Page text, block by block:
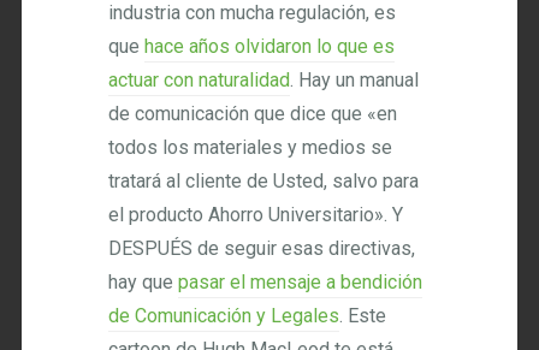
industria con mucha regulación, es
quehace años olvidaron lo que es
actuar con naturalidad. Hay un manual
de comunicación que dice que «en
todos los materiales y medios se
tratará al cliente de Usted, salvo para
el producto Ahorro Universitario». Y
DESPUÉS de seguir esas directivas,
hay quepasar el mensaje a bendición
de Comunicación y Legales. Este